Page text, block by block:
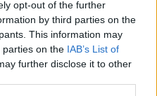
opt-out of the further
by third parties on the
This information may
parties on the IAB’s List of
further disclose it to other
a encontrar posibles
más de los que
forma, se puede actuar
miedo nos frena y no